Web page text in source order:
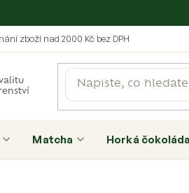
zboží nad 2000 Kč bez DPH
Matcha Horká čokoláda